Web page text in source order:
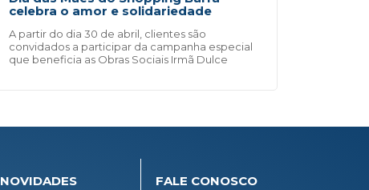
celebra o amor e solidariedade
A partir do dia 30 de abril, clientes são
convidados a participar da campanha especial
que beneficia as Obras Sociais Irmã Dulce
NOVIDADES FALE CONOSCO